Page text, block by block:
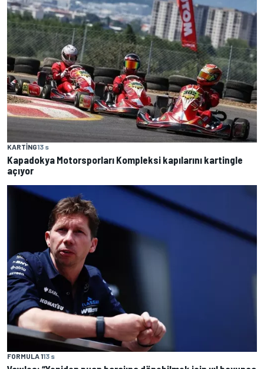
KARTING13 s
Kapadokya Motorsporları Kompleksi kapılarını kartingle
açıyor
FORMULA 113 s